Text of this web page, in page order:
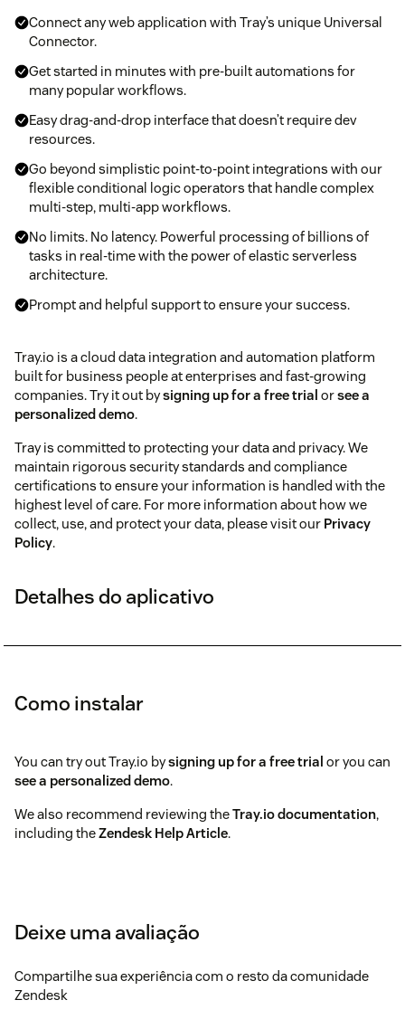
Connect any web application with Tray’s unique Universal
Connector.
Get started in minutes with pre-built automations for
many popular workflows.
Easy drag-and-drop interface that doesn’t require dev
resources.
Go beyond simplistic point-to-point integrations with our
flexible conditional logic operators that handle complex
multi-step, multi-app workflows.
No limits. No latency. Powerful processing of billions of
tasks in real-time with the power of elastic serverless
architecture.
Prompt and helpful support to ensure your success.
Tray.io is a cloud data integration and automation platform
built for business people at enterprises and fast-growing
companies. Try it out bysigning up for a free trial orsee a
personalized demo.
Tray is committed to protecting your data and privacy. We
maintain rigorous security standards and compliance
certifications to ensure your information is handled with the
highest level of care. For more information about how we
collect, use, and protect your data, please visit our Privacy
Policy.
Detalhes do aplicativo
Como instalar
You can try out Tray.io bysigning up for a free trial or you can
see a personalized demo.
We also recommend reviewing theTray.io documentation,
including theZendesk Help Article.
Deixe uma avaliação
Compartilhe sua experiência com o resto da comunidade
Zendesk